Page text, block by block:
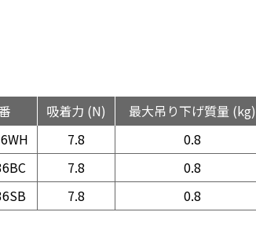
吸着力 (N) 最大吊り下げ質量 (kg)
7.8 0.8
7.8 0.8
7.8 0.8